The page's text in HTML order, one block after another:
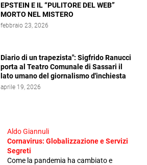
EPSTEIN E IL “PULITORE DEL WEB”
MORTO NEL MISTERO
febbraio 23, 2026
Diario di un trapezista": Sigfrido Ranucci
porta al Teatro Comunale di Sassari il
lato umano del giornalismo d'inchiesta
aprile 19, 2026
Aldo Giannuli
Cornavirus: Globalizzazione e Servizi
Segreti
Come la pandemia ha cambiato e